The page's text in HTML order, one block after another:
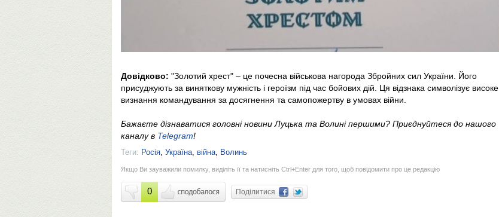
Довідково: "Золотий хрест" – це почесна військова нагорода Збройних сил України. Його
присуджують за виняткову мужність і героїзм під час бойових дій. Ця відзнака символізує високе
визнання командування за досягнення та самопожертву в умовах війни.
Бажаєте дізнаватися головні новини Луцька та Волині першими? Приєднуйтеся до нашого
каналу в Telegram!
Теги: Росія Україна війна Волинь
Якщо Ви зауважили помилку, виділіть її та натисніть Ctrl+Enter для того, щоб повідомити про це редакцію
0 Поділитися